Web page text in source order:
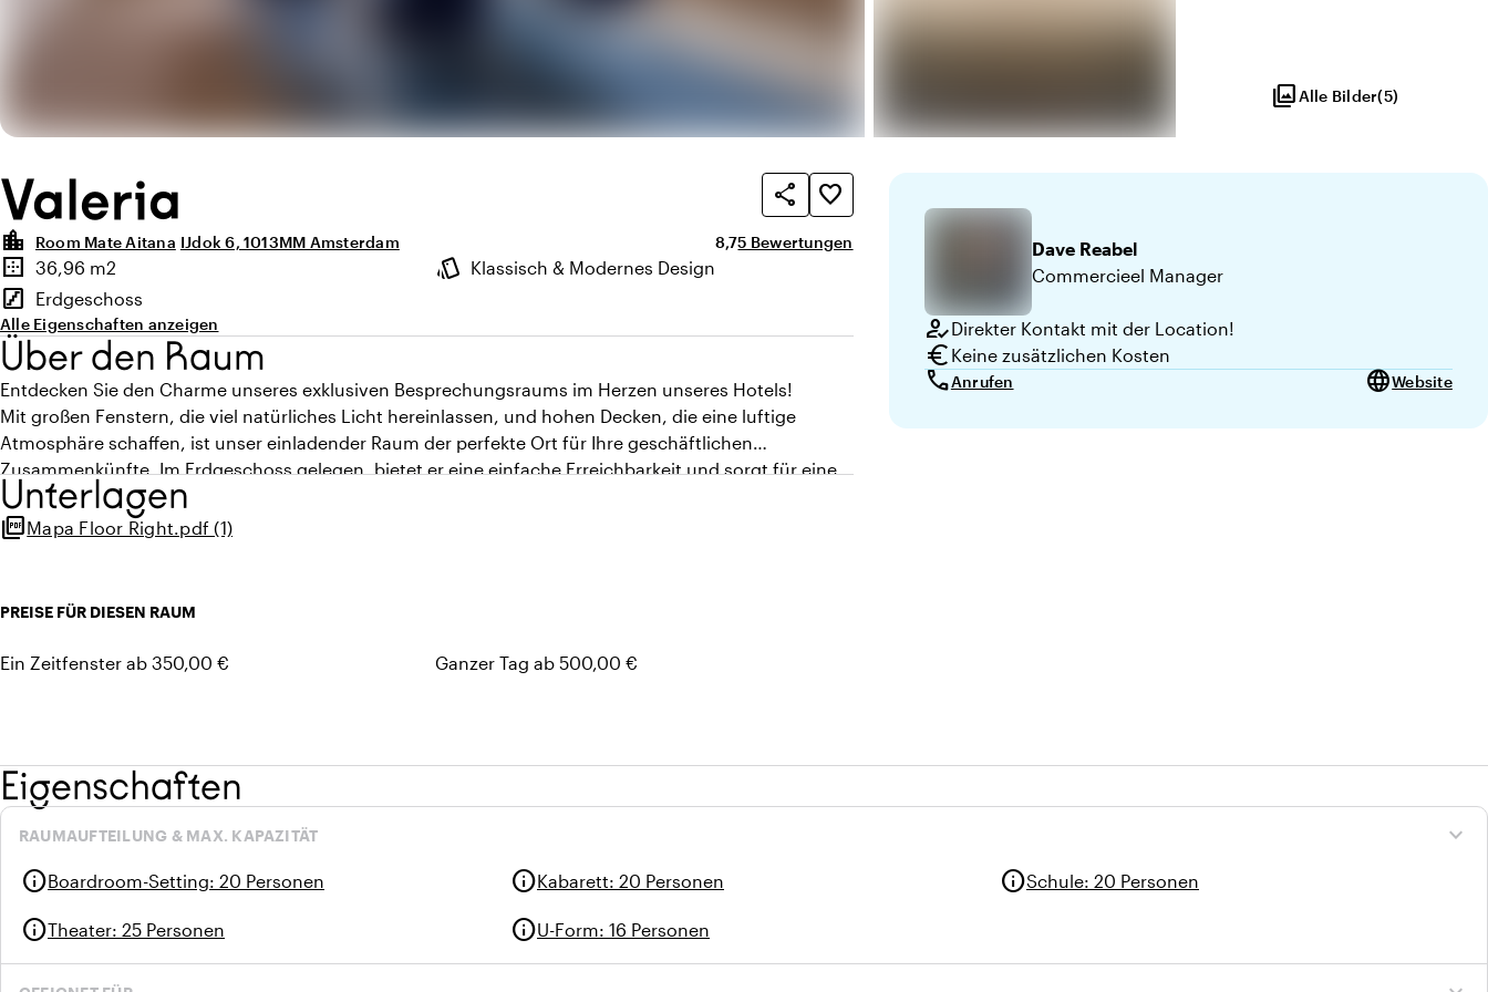
photo_libraryAlle Bilder(5)
Valeria share
favorite_border
location_city
Room Mate Aitana IJdok 6, 1013MM Amsterdam Durchschnittliche Bewertung von 8,7 von 10
8,7Anzahl der Bewertungen: 5
5 Bewertungen
Highlights
border_outer
Fläche
36,96 m2 style
Ambiente
Klassisch & Modernes Design
stairs
Stockwerk
Erdgeschoss
Alle Eigenschaften anzeigen
Über den Raum
Entdecken Sie den Charme unseres exklusiven Besprechungsraums im Herzen unseres Hotels!
Mit großen Fenstern, die viel natürliches Licht hereinlassen, und hohen Decken, die eine luftige
Atmosphäre schaffen, ist unser einladender Raum der perfekte Ort für Ihre geschäftlichen
Zusammenkünfte. Im Erdgeschoss gelegen, bietet er eine einfache Erreichbarkeit und sorgt für eine
ruhige und produktive Umgebung.
Unterlagen
picture_as_pdfMapa Floor Right.pdf (1)
PREISE FÜR DIESEN RAUM
Ein Zeitfenster ab 350,00 € Ganzer Tag ab 500,00 €
Dave Reabel
Commercieel Manager
how_to_regDirekter Kontakt mit der Location!
euro Keine zusätzlichen Kosten
callAnrufen languageWebsite
Eigenschaften
expand_more
RAUMAUFTEILUNG & MAX. KAPAZITÄT
infoBoardroom-Setting: 20 Personen infoKabarett: 20 Personen infoSchule: 20 Personen
infoTheater: 25 Personen infoU-Form: 16 Personen